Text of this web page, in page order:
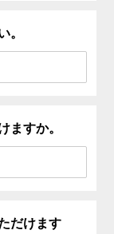
。
ますか。
だけます